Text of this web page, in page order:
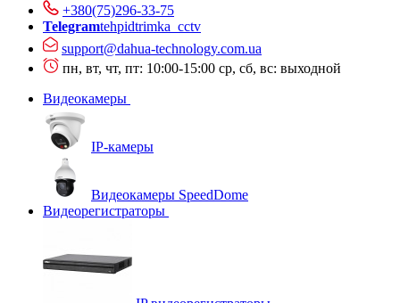
+380(75)296-33-75
Telegramtehpidtrimka_cctv
support@dahua-technology.com.ua
пн, вт, чт, пт: 10:00-15:00 ср, сб, вс: выходной
Видеокамеры
IP-камеры
Видеокамеры SpeedDome
Видеорегистраторы